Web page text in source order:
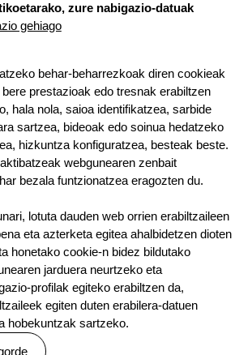
zure nabigazio-datuak
gehiago
behar-beharrezkoak diren cookieak
prestazioak edo tresnak erabiltzen
hala nola, saioa identifikatzea, sarbide
sartzea, bideoak edo soinua hedatzeko
hizkuntza konfiguratzea, besteak beste.
webgunearen zenbait
bezala funtzionatzea eragozten du.
lotuta dauden web orrien erabiltzaileen
eta azterketa egitea ahalbidetzen dioten
honetako cookie-n bidez bildutako
jarduera neurtzeko eta
profilak egiteko erabiltzen da,
egiten duten erabilera-datuen
hobekuntzak sartzeko.